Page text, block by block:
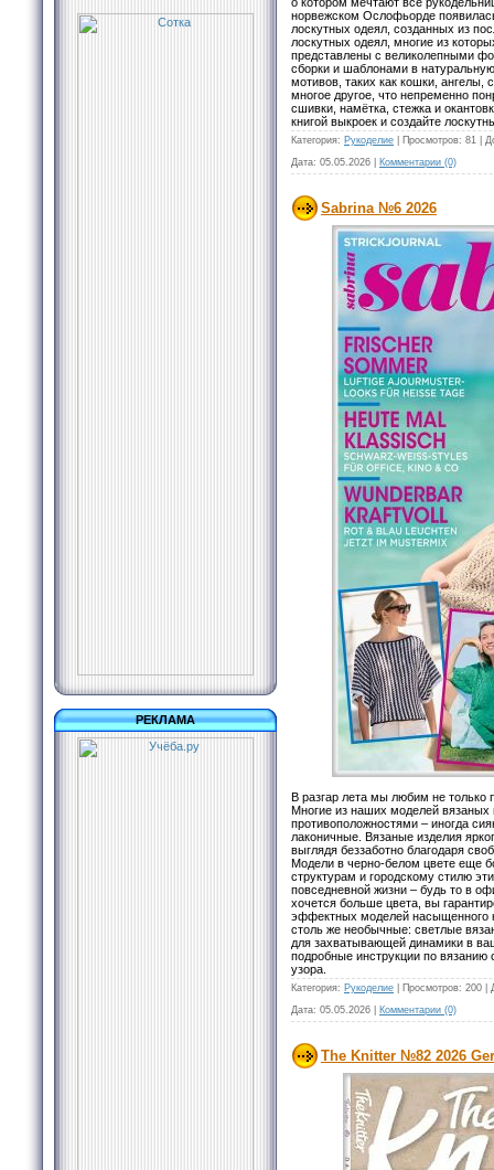
РЕКЛАМА
норвежском Ослофьорде
лоскутных одеял, созданных из
лоскутных одеял, многие из
представлены с великолепными
сборки и шаблонами в
мотивов, таких как кошки, ангелы,
многое другое, что непременно
сшивки, намётка, стежка и
книгой выкроек и создайте
Категория: Рукоделие Просмотров: 81
Дата: 05.05.2026 Комментарии (0)
Sabrina №6 2026
В разгар лета мы любим не только
Многие из наших моделей
противоположностями – иногда
лаконичные. Вязаные изделия
выглядя беззаботно благодаря
Модели в черно-белом цвете еще
структурам и городскому стилю
повседневной жизни – будь то в
хочется больше цвета, вы
эффектных моделей насыщенного
столь же необычные: светлые
для захватывающей динамики в
подробные инструкции по
узора.
Категория: Рукоделие Просмотров: 200
Дата: 05.05.2026 Комментарии (0)
The Knitter №82 2026